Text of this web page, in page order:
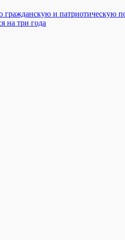
гражданскую и патриотическую
на три года